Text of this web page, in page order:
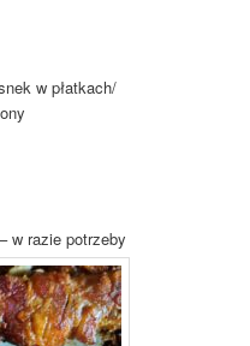
w płatkach/
w razie potrzeby